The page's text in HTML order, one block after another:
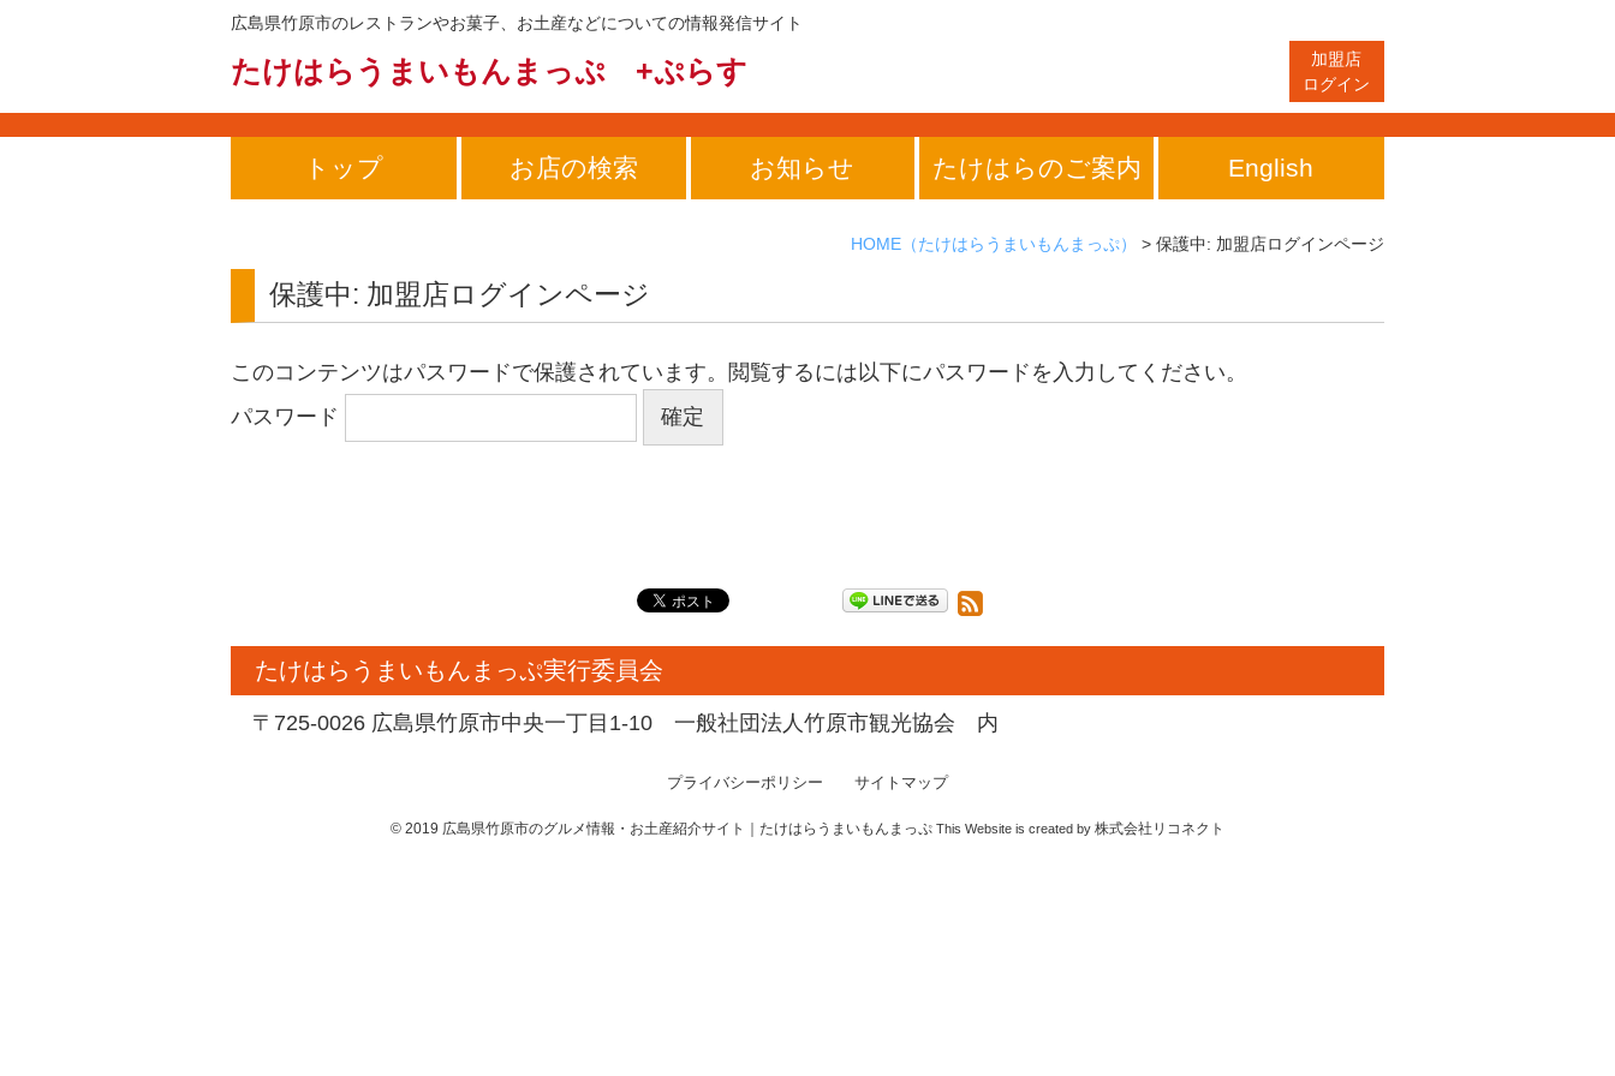
広島県竹原市のレストランやお菓子、お土産などについての情報発信サイト
たけはらうまいもんまっぷ +ぷらす
加盟店
ログイン
トップ お店の検索 お知らせ たけはらのご案内 English
HOME （たけはらうまいもんまっぷ） > 保護中: 加盟店ログインページ
保護中: 加盟店ログインページ
このコンテンツはパスワードで保護されています。閲覧するには以下にパスワードを入力してください。
パスワード
たけはらうまいもんまっぷ実行委員会
〒725-0026 広島県竹原市中央一丁目1-10 一般社団法人竹原市観光協会 内
プライバシーポリシー サイトマップ
© 2019 広島県竹原市のグルメ情報・お土産紹介サイト｜たけはらうまいもんまっぷ This Website is created by 株式会社リコネクト